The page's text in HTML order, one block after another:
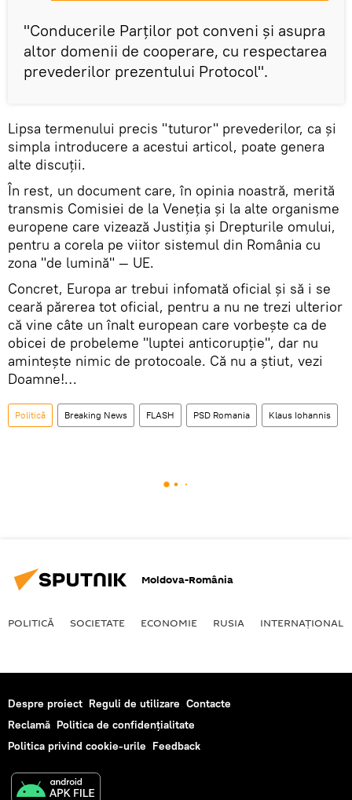
"Conducerile Parților pot conveni și asupra
altor domenii de cooperare, cu respectarea
prevederilor prezentului Protocol".
Lipsa termenului precis "tuturor" prevederilor, ca și
simpla introducere a acestui articol, poate genera
alte discuții.
În rest, un document care, în opinia noastră, merită
transmis Comisiei de la Veneția și la alte organisme
europene care vizează Justiția și Drepturile omului,
pentru a corela pe viitor sistemul din România cu
zona "de lumină" — UE.
Concret, Europa ar trebui infomată oficial și să i se
ceară părerea tot oficial, pentru a nu ne trezi ulterior
că vine câte un înalt european care vorbește ca de
obicei de probeleme "luptei anticorupție", dar nu
amintește nimic de protocoale. Că nu a știut, vezi
Doamne!…
Politică Breaking News FLASH PSD Romania Klaus Iohannis
Moldova-România
POLITICĂ SOCIETATE ECONOMIE RUSIA INTERNAŢIONAL
Despre proiect Reguli de utilizare Contacte
Reclamă Politica de confidențialitate
Politica privind cookie-urile Feedback